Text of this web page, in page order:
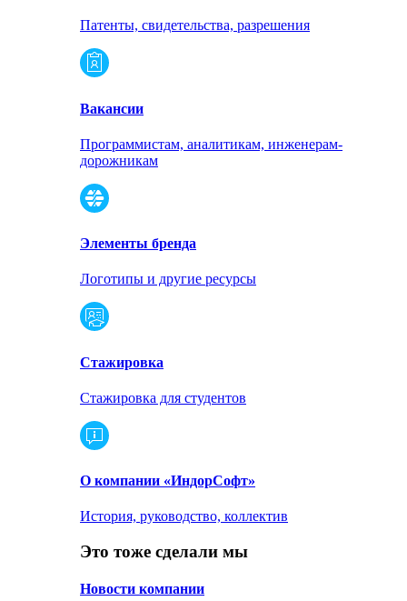
Патенты, свидетельства, разрешения
Вакансии
Программистам, аналитикам, инженерам-
дорожникам
Элементы бренда
Логотипы и другие ресурсы
Стажировка
Стажировка для студентов
О компании «ИндорСофт»
История, руководство, коллектив
Это тоже сделали мы
Новости компании